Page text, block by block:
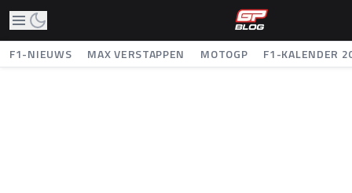
F1-NIEUWS MAX VERSTAPPEN MOTOGP F1-KALENDER